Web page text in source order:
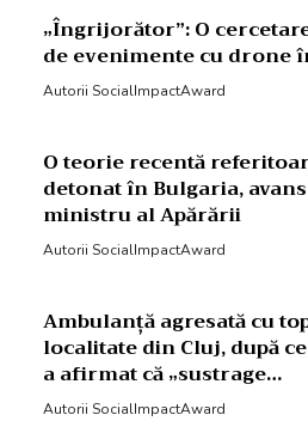
„Îngrijorător”: O
de evenimente cu drone
Autorii SocialImpactAward
O teorie recentă
detonat în Bulgaria,
ministru al Apărării
Autorii SocialImpactAward
Ambulanță agresată cu
localitate din Cluj, după
a afirmat că „sustrage…
Autorii SocialImpactAward